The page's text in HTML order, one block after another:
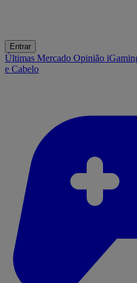
Entrar
Últimas Mercado Opinião
e Cabelo